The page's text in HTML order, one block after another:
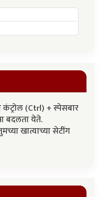
(Ctrl) + स्पेसबार
बदलता येते.
खात्याच्या सेटींग